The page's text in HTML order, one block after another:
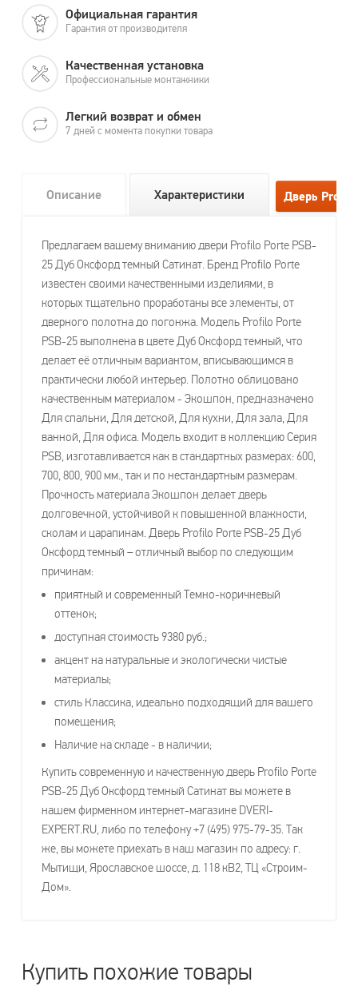
Официальная гарантия
Гарантия от производителя
Качественная установка
Профессиональные монтажники
Легкий возврат и обмен
7 дней с момента покупки товара
Описание Характеристики
Предлагаем вашему вниманию двери Profilo Porte PSB-
25 Дуб Оксфорд темный Сатинат. Бренд Profilo Porte
известен своими качественными изделиями, в
которых тщательно проработаны все элементы, от
дверного полотна до погонжа. Модель Profilo Porte
PSB-25 выполнена в цвете Дуб Оксфорд темный, что
делает её отличным вариантом, вписывающимся в
практически любой интерьер. Полотно облицовано
качественным материалом - Экошпон, предназначено
Для спальни, Для детской, Для кухни, Для зала, Для
ванной, Для офиса. Модель входит в коллекцию Серия
PSB, изготавливается как в стандартных размерах: 600,
700, 800, 900 мм., так и по нестандартным размерам.
Прочность материала Экошпон делает дверь
долговечной, устойчивой к повышенной влажности,
сколам и царапинам. Дверь Profilo Porte PSB-25 Дуб
Оксфорд темный – отличный выбор по следующим
причинам:
приятный и современный Темно-коричневый
оттенок;
доступная стоимость 9380 руб.;
акцент на натуральные и экологически чистые
материалы;
стиль Классика, идеально подходящий для вашего
помещения;
Наличие на складе - в наличии;
Купить современную и качественную дверь Profilo Porte
PSB-25 Дуб Оксфорд темный Сатинат вы можете в
нашем фирменном интернет-магазине DVERI-
EXPERT.RU, либо по телефону +7 (495) 975-79-35. Так
же, вы можете приехать в наш магазин по адресу: г.
Мытищи, Ярославское шоссе, д. 118 кВ2, ТЦ «Строим-
Дом».
Купить похожие товары